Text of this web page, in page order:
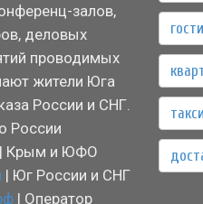
залов,
деловых
проводимых
жители Юга
России и СНГ.
России
| Крым и ЮФО
| Юг России и СНГ
| Оператор